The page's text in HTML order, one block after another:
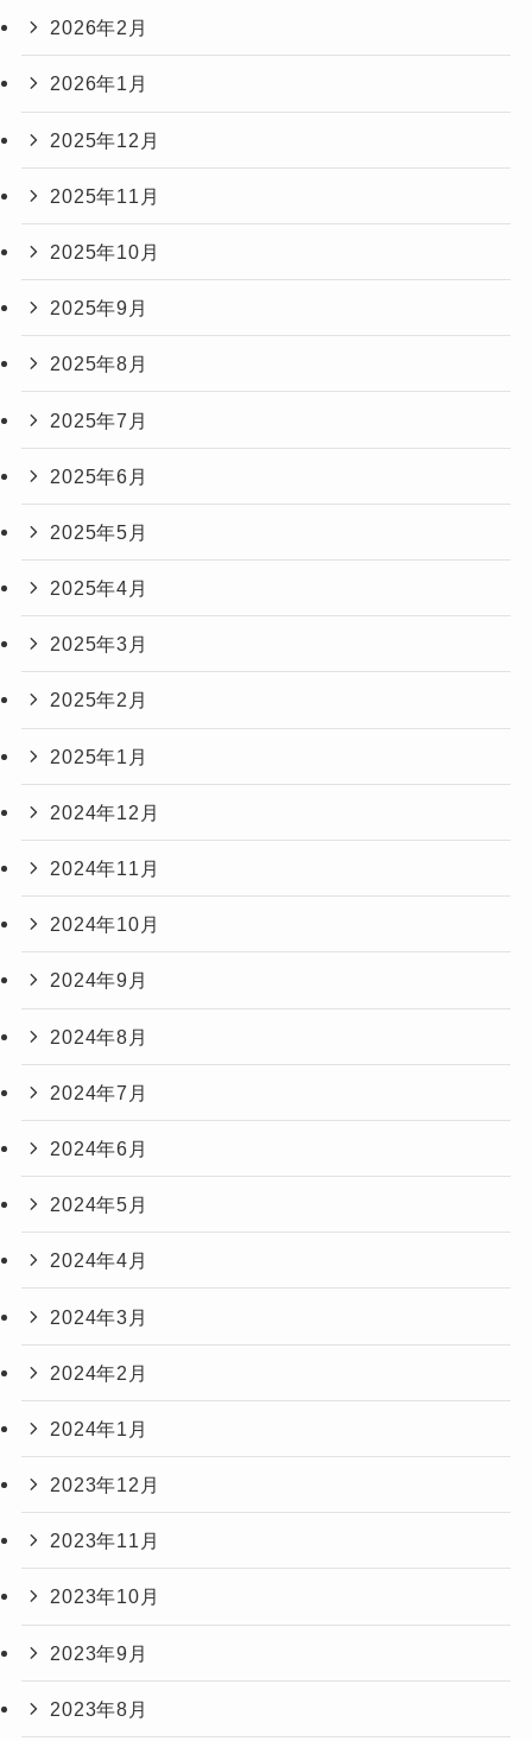
2026年2月
2026年1月
2025年12月
2025年11月
2025年10月
2025年9月
2025年8月
2025年7月
2025年6月
2025年5月
2025年4月
2025年3月
2025年2月
2025年1月
2024年12月
2024年11月
2024年10月
2024年9月
2024年8月
2024年7月
2024年6月
2024年5月
2024年4月
2024年3月
2024年2月
2024年1月
2023年12月
2023年11月
2023年10月
2023年9月
2023年8月